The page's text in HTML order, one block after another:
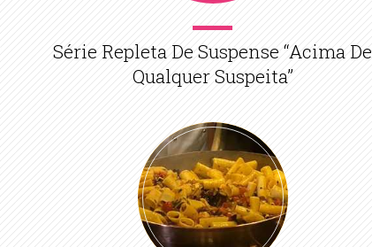
Série Repleta De Suspense “Acima De
Qualquer Suspeita”